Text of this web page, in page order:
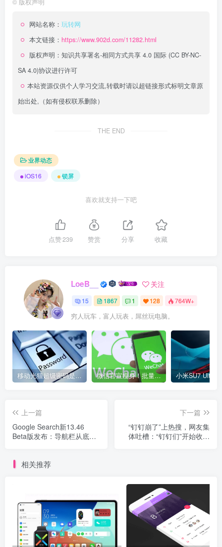
© 版权声明
网站名称： 玩转网
本文链接： https://www.902d.com/11282.html
版权声明： 知识共享署名-相同方式共享 4.0 国际 (CC BY-NC-
SA 4.0)协议进行许可
本站资源仅供个人学习交流,转载时请以超链接形式标明文章原
始出处,（如有侵权联系删除）
THE END
业界动态
iOS16
锁屏
喜欢就支持一下吧
点赞239 赞赏 分享 收藏
LoeB__ 关注
15 1867 1 128 764W+
穷人玩车，富人玩表，屌丝玩电脑。
移动光猫超级密码是多少？移动光猫超级管理员后台账号与密码 微信官宣瘦身！批量清理原图新功能来了 安卓、iOS均可使用
上一篇
Google Search新13.46
Beta版发布：导航栏从底部
下一篇
“钉钉崩了”上热搜，网友集
体吐槽：“钉钉们”开始收费
相关推荐